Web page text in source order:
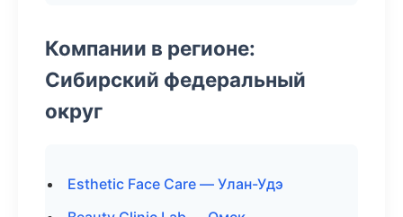
Компании в регионе:
Сибирский федеральный
округ
Esthetic Face Care — Улан-Удэ